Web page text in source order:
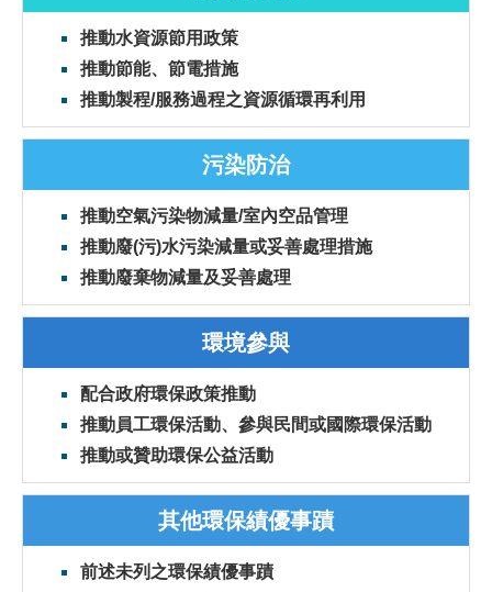
推動水資源節用政策
推動節能、節電措施
推動製程/服務過程之資源循環再利用
污染防治
推動空氣污染物減量/室內空品管理
推動廢(污)水污染減量或妥善處理措施
推動廢棄物減量及妥善處理
環境參與
配合政府環保政策推動
推動員工環保活動、參與民間或國際環保活動
推動或贊助環保公益活動
其他環保績優事蹟
前述未列之環保績優事蹟